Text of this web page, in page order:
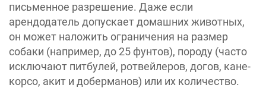
письменное разрешение. Даже если
арендодатель допускает домашних животных,
он может наложить ограничения на размер
собаки (например, до 25 фунтов), породу (часто
исключают питбулей, ротвейлеров, догов, кане-
корсо, акит и доберманов) или их количество.